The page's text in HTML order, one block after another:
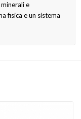
e
fisica e un sistema